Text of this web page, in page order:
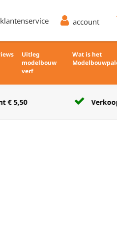
klantenservice account
Uitleg
modelbouw
verf
Wat is het
Verkoop nieuw en ongebruikt